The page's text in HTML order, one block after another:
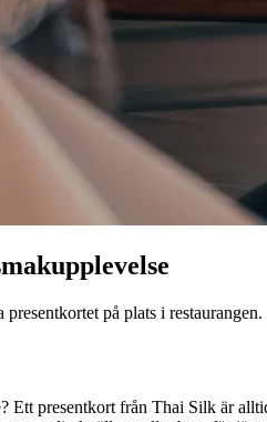
på plats i restaurangen.
Ett presentkort från Thai Silk är